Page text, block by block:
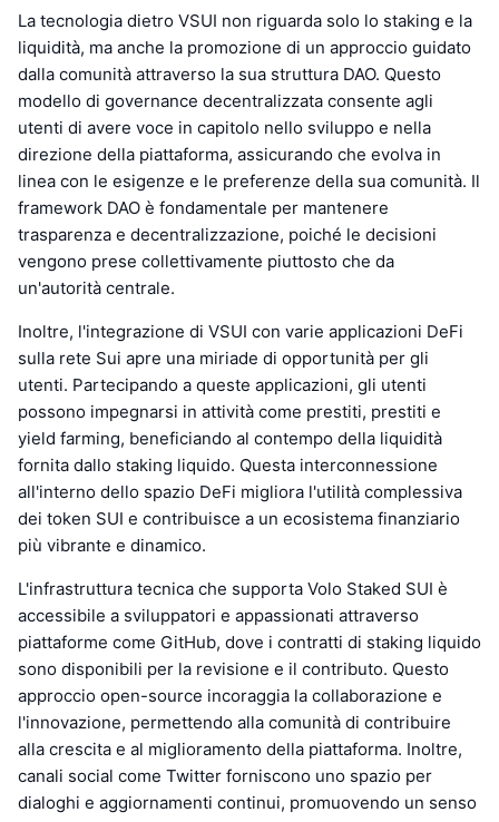
La tecnologia dietro VSUI non riguarda solo lo staking e la
liquidità, ma anche la promozione di un approccio guidato
dalla comunità attraverso la sua struttura DAO. Questo
modello di governance decentralizzata consente agli
utenti di avere voce in capitolo nello sviluppo e nella
direzione della piattaforma, assicurando che evolva in
linea con le esigenze e le preferenze della sua comunità. Il
framework DAO è fondamentale per mantenere
trasparenza e decentralizzazione, poiché le decisioni
vengono prese collettivamente piuttosto che da
un'autorità centrale.
Inoltre, l'integrazione di VSUI con varie applicazioni DeFi
sulla rete Sui apre una miriade di opportunità per gli
utenti. Partecipando a queste applicazioni, gli utenti
possono impegnarsi in attività come prestiti, prestiti e
yield farming, beneficiando al contempo della liquidità
fornita dallo staking liquido. Questa interconnessione
all'interno dello spazio DeFi migliora l'utilità complessiva
dei token SUI e contribuisce a un ecosistema finanziario
più vibrante e dinamico.
L'infrastruttura tecnica che supporta Volo Staked SUI è
accessibile a sviluppatori e appassionati attraverso
piattaforme come GitHub, dove i contratti di staking liquido
sono disponibili per la revisione e il contributo. Questo
approccio open-source incoraggia la collaborazione e
l'innovazione, permettendo alla comunità di contribuire
alla crescita e al miglioramento della piattaforma. Inoltre,
canali social come Twitter forniscono uno spazio per
dialoghi e aggiornamenti continui, promuovendo un senso